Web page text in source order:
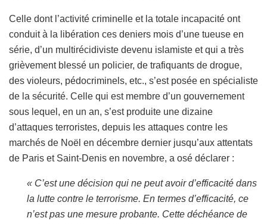
Celle dont l’activité criminelle et la totale incapacité ont
conduit à la libération ces deniers mois d’une tueuse en
série, d’un multirécidiviste devenu islamiste et qui a très
grièvement blessé un policier, de trafiquants de drogue,
des violeurs, pédocriminels, etc., s’est posée en spécialiste
de la sécurité. Celle qui est membre d’un gouvernement
sous lequel, en un an, s’est produite une dizaine
d’attaques terroristes, depuis les attaques contre les
marchés de Noël en décembre dernier jusqu’aux attentats
de Paris et Saint-Denis en novembre, a osé déclarer :
« C’est une décision qui ne peut avoir d’efficacité dans
la lutte contre le terrorisme. En termes d’efficacité, ce
n’est pas une mesure probante. Cette déchéance de